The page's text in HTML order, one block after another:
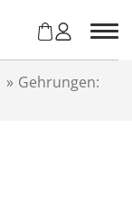
» Gehrungen: